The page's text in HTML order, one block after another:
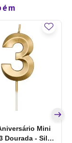
Mini
Dourada - Silver